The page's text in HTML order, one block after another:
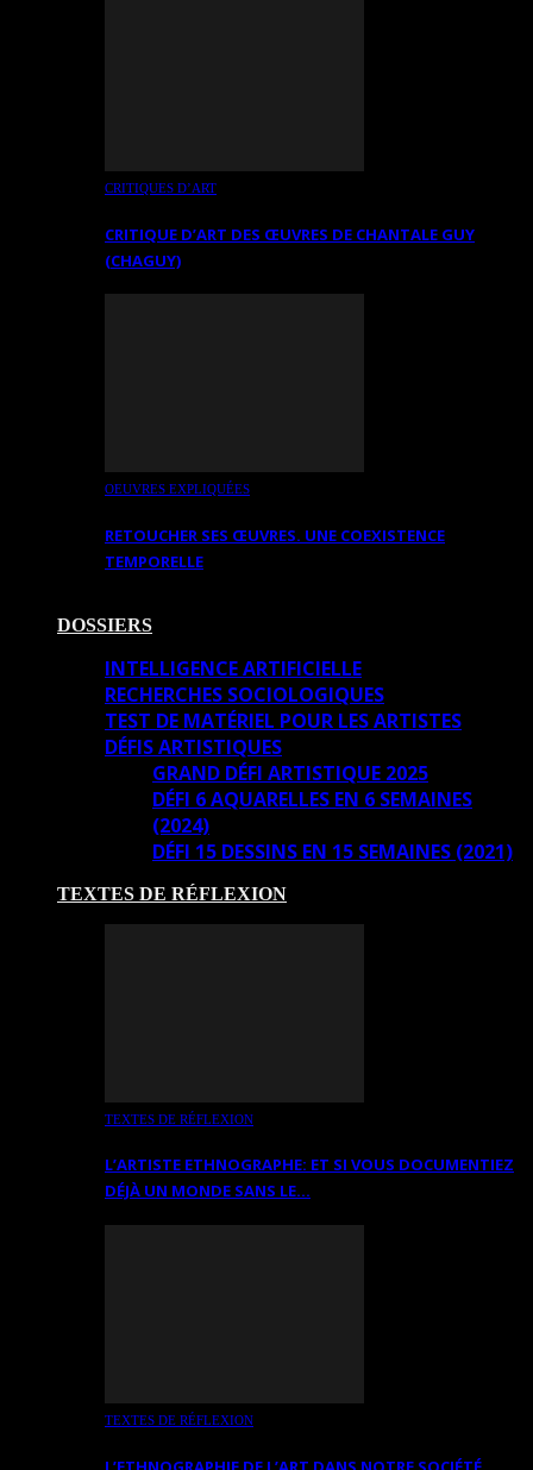
CRITIQUES D’ART
CRITIQUE D’ART DES ŒUVRES DE CHANTALE GUY
(CHAGUY)
OEUVRES EXPLIQUÉES
RETOUCHER SES ŒUVRES. UNE COEXISTENCE
TEMPORELLE
DOSSIERS
INTELLIGENCE ARTIFICIELLE
RECHERCHES SOCIOLOGIQUES
TEST DE MATÉRIEL POUR LES ARTISTES
DÉFIS ARTISTIQUES
GRAND DÉFI ARTISTIQUE 2025
DÉFI 6 AQUARELLES EN 6 SEMAINES
(2024)
DÉFI 15 DESSINS EN 15 SEMAINES (2021)
TEXTES DE RÉFLEXION
TEXTES DE RÉFLEXION
L’ARTISTE ETHNOGRAPHE: ET SI VOUS DOCUMENTIEZ
DÉJÀ UN MONDE SANS LE…
TEXTES DE RÉFLEXION